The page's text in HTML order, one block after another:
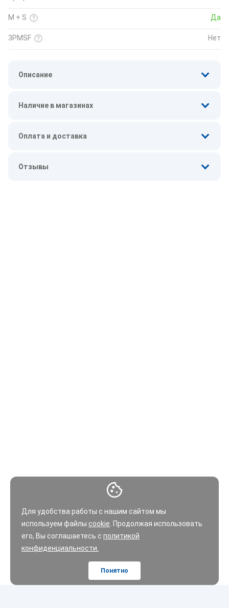
Для удобства работы с нашим сайтом мы
используем файлы cookie . Продолжая использовать
его, Вы соглашаетесь с политикой
конфиденциальности.
Понятно
M + S Да
3PMSF Нет
Описание
Наличие в магазинах
Оплата и доставка
Отзывы